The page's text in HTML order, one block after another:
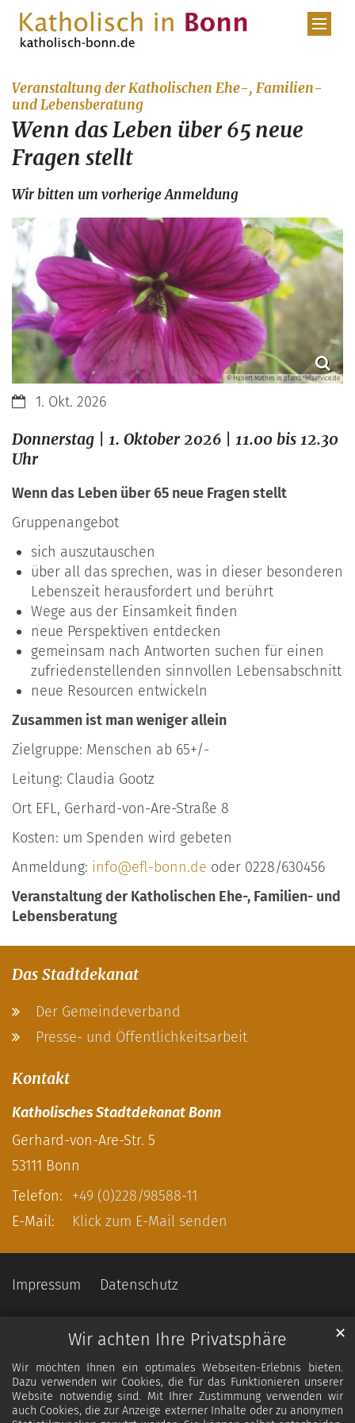
Wir achten Ihre Privatsphäre
Wir möchten Ihnen ein optimales Webseiten-Erlebnis bieten.
Dazu verwenden wir Cookies, die für das Funktionieren unserer
Website notwendig sind. Mit Ihrer Zustimmung verwenden wir
auch Cookies, die zur Anzeige externer Inhalte oder zu anonymen
✕
Zum Inhalt springen
Veranstaltung der Katholischen Ehe-, Familien-
und Lebensberatung:
Wenn das Leben über 65 neue
Fragen stellt
Wir bitten um vorherige Anmeldung
© Hubert Mathes in pfarrbriefservice.de
Datum:1. Okt. 2026
Donnerstag | 1. Oktober 2026 | 11.00 bis 12.30
Uhr
Wenn das Leben über 65 neue Fragen stellt
Gruppenangebot
sich auszutauschen
über all das sprechen, was in dieser besonderen
Lebenszeit herausfordert und berührt
Wege aus der Einsamkeit finden
neue Perspektiven entdecken
gemeinsam nach Antworten suchen für einen
zufriedenstellenden sinnvollen Lebensabschnitt
neue Resourcen entwickeln
Zusammen ist man weniger allein
Zielgruppe: Menschen ab 65+/-
Leitung: Claudia Gootz
Ort EFL, Gerhard-von-Are-Straße 8
Kosten: um Spenden wird gebeten
Anmeldung: info@efl-bonn.de oder 0228/630456
Veranstaltung der Katholischen Ehe-, Familien- und
Lebensberatung
Das Stadtdekanat
Der Gemeindeverband
Presse- und Öffentlichkeitsarbeit
Kontakt
Katholisches Stadtdekanat Bonn
Gerhard-von-Are-Str. 5
53111 Bonn
Telefon:
+49 (0)228/98588-11
E-Mail:
Klick zum E-Mail senden
Impressum Datenschutz